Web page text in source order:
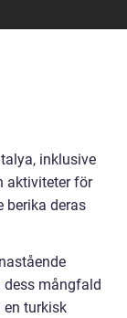
inklusive
aktiviteter för
berika deras
mångfald
en turkisk